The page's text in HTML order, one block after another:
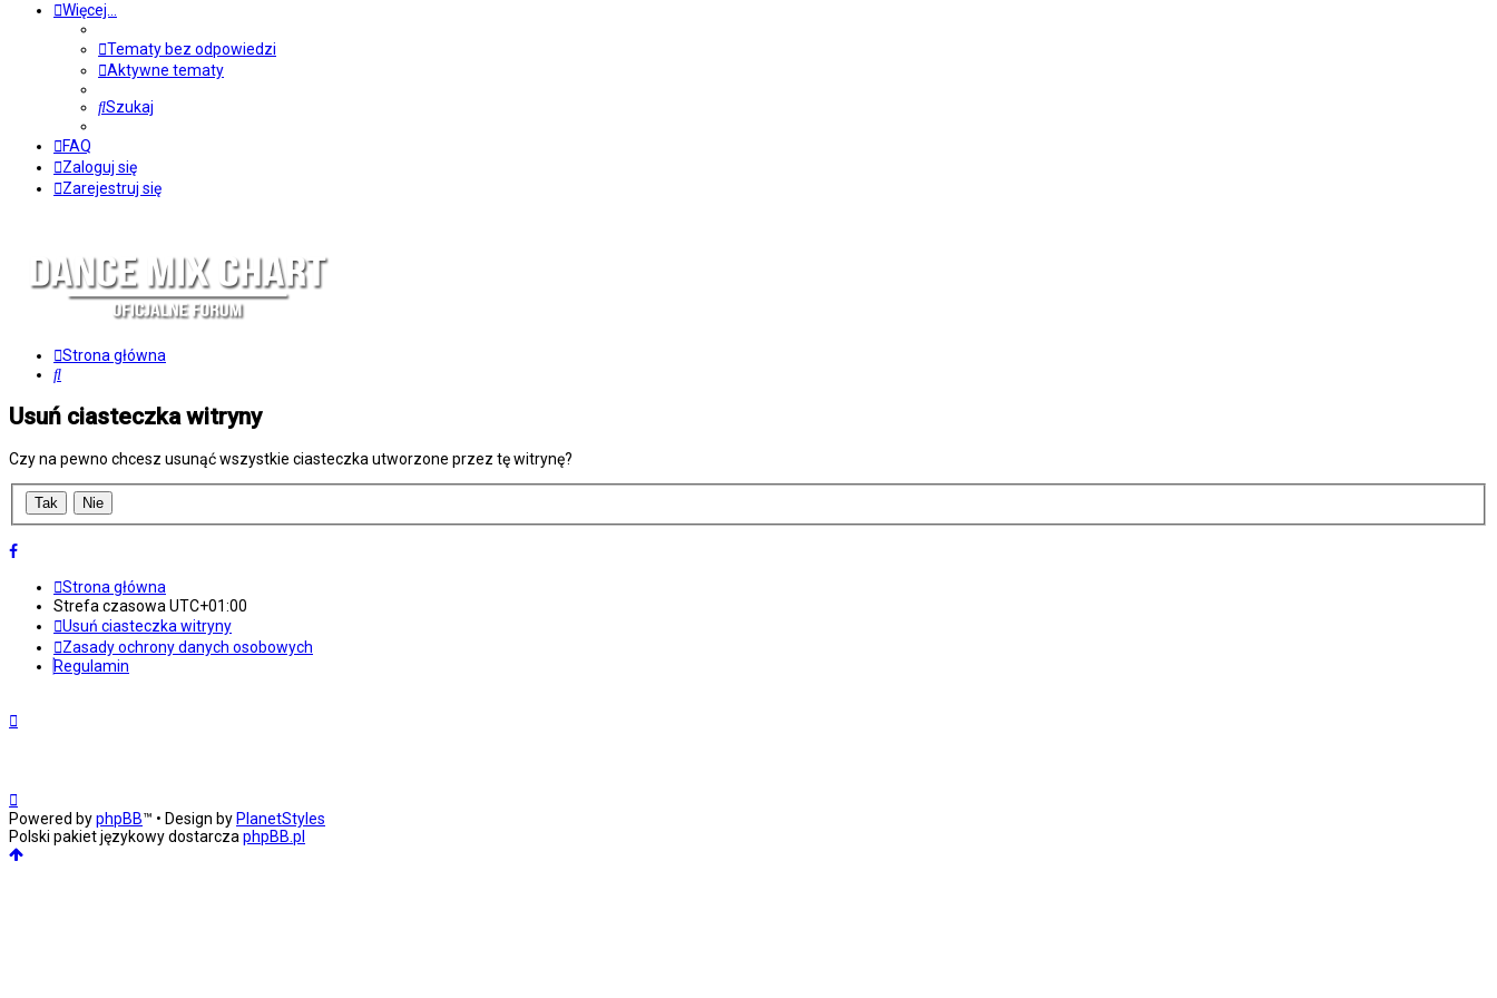
Więcej…
Tematy bez odpowiedzi
Aktywne tematy
Szukaj
FAQ
Zaloguj się
Zarejestruj się
Strona główna
Szukaj
Usuń ciasteczka witryny
Czy na pewno chcesz usunąć wszystkie ciasteczka utworzone przez tę witrynę?
Strona główna
Strefa czasowaUTC+01:00
Usuń ciasteczka witryny
Zasady ochrony danych osobowych
Regulamin
Powered byphpBB™ • Design by PlanetStyles
Polski pakiet językowy dostarczaphpBB.pl